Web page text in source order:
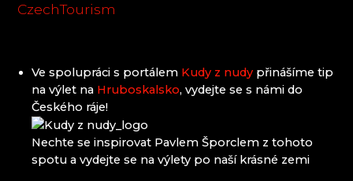
CzechTourism
Ve spolupráci s portálem Kudy z nudy přinášíme tip
na výlet na Hruboskalsko, vydejte se s námi do
Českého ráje!
​Nechte se inspirovat Pavlem Šporclem z tohoto
spotu a vydejte se na výlety po naší krásné zemi